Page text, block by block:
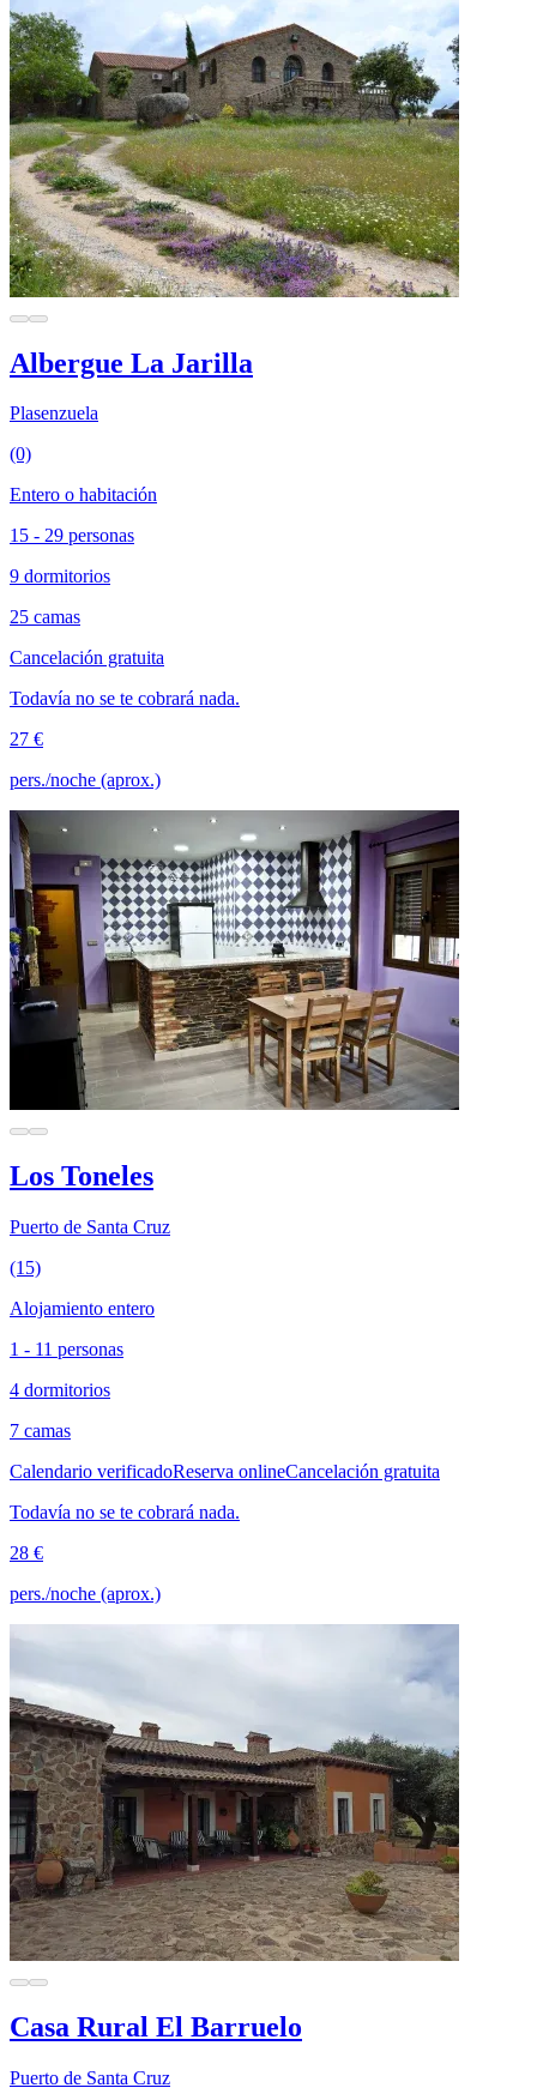
Albergue La Jarilla
Plasenzuela
(0)
Entero o habitación
15 - 29 personas
9 dormitorios
25 camas
Cancelación gratuita
Todavía no se te cobrará nada.
27 €
pers./noche (aprox.)
Los Toneles
Puerto de Santa Cruz
(15)
Alojamiento entero
1 - 11 personas
4 dormitorios
7 camas
Calendario verificadoReserva onlineCancelación gratuita
Todavía no se te cobrará nada.
28 €
pers./noche (aprox.)
Casa Rural El Barruelo
Puerto de Santa Cruz